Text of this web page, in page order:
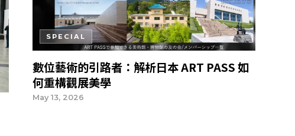
SPECIAL
數位藝術的引路者：解析日本 ART PASS 如
何重構觀展美學
May 13, 2026